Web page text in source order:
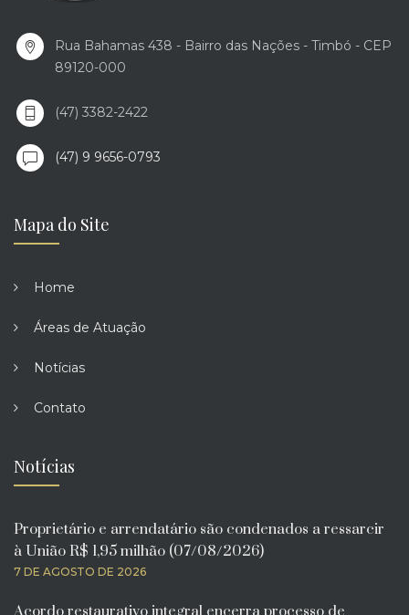
Rua Bahamas 438 - Bairro das Nações - Timbó - CEP
89120-000
(47) 3382-2422
(47) 9 9656-0793
Mapa do Site
Home
Áreas de Atuação
Notícias
Contato
Notícias
Proprietário e arrendatário são condenados a ressarcir
à União R$ 1,95 milhão (07/08/2026)
7 DE AGOSTO DE 2026
Acordo restaurativo integral encerra processo de